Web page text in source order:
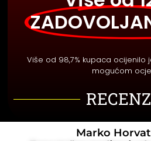
Više od 98,7% kupaca ocijenilo
mogućom
Marko